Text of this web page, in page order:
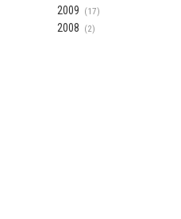
2009 (17)
2008 (2)